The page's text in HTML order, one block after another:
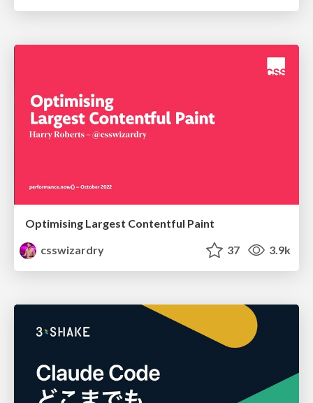
Optimising Largest Contentful Paint
csswizardry
37 3.9k